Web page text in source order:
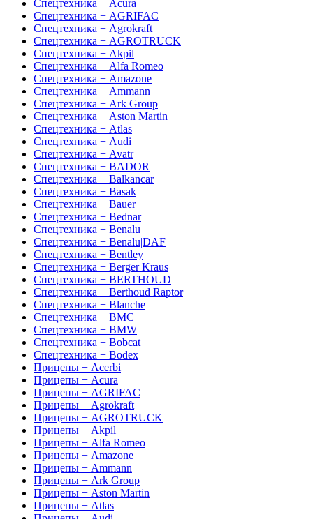
Спецтехника + Acura
Спецтехника + AGRIFAC
Спецтехника + Agrokraft
Спецтехника + AGROTRUCK
Спецтехника + Akpil
Спецтехника + Alfa Romeo
Спецтехника + Amazone
Спецтехника + Ammann
Спецтехника + Ark Group
Спецтехника + Aston Martin
Спецтехника + Atlas
Спецтехника + Audi
Спецтехника + Avatr
Спецтехника + BADOR
Спецтехника + Balkancar
Спецтехника + Basak
Спецтехника + Bauer
Спецтехника + Bednar
Спецтехника + Benalu
Спецтехника + Benalu|DAF
Спецтехника + Bentley
Спецтехника + Berger Kraus
Спецтехника + BERTHOUD
Спецтехника + Berthoud Raptor
Спецтехника + Blanche
Спецтехника + BMC
Спецтехника + BMW
Спецтехника + Bobcat
Спецтехника + Bodex
Прицепы + Acerbi
Прицепы + Acura
Прицепы + AGRIFAC
Прицепы + Agrokraft
Прицепы + AGROTRUCK
Прицепы + Akpil
Прицепы + Alfa Romeo
Прицепы + Amazone
Прицепы + Ammann
Прицепы + Ark Group
Прицепы + Aston Martin
Прицепы + Atlas